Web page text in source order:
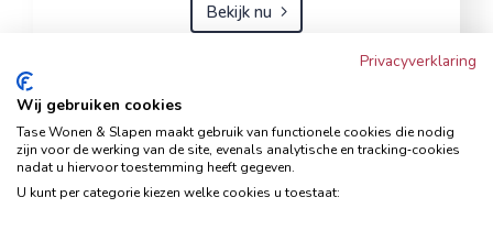
Bekijk nu
Hoekbank Famanti lichtgrijs
rechts
Hoekbanken
Privacyverklaring
Wij gebruiken cookies
Tase Wonen & Slapen maakt gebruik van functionele cookies die nodig
zijn voor de werking van de site, evenals analytische en tracking‑cookies
nadat u hiervoor toestemming heeft gegeven.
U kunt per categorie kiezen welke cookies u toestaat: